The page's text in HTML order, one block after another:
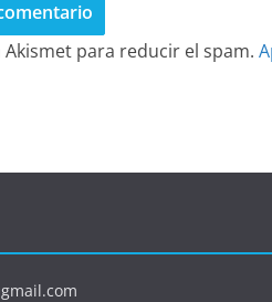
Akismet para reducir el spam.